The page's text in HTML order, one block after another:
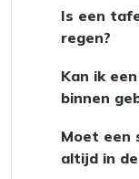
weer, vorst
Zo blijft je
Hoe lang
per
Is een
regen?
regenbuitje
dat de
onder
Kan ik
binnen
de eettafel
Handig als
Moet een
altijd in